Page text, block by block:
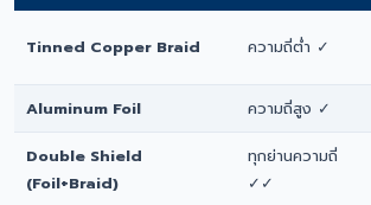
Tinned Copper Braid ความถี่ต่ำ ✓
Aluminum Foil ความถี่สูง ✓
Double Shield
(Foil+Braid)
ทุกย่านความถี่
✓✓